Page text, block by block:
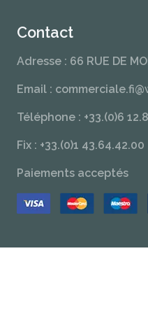
Contact
Adresse : 66 RUE DE
Email :
Téléphone : +33.(0)6
Fix : +33.(0)1 43.64.42.00
Paiements acceptés